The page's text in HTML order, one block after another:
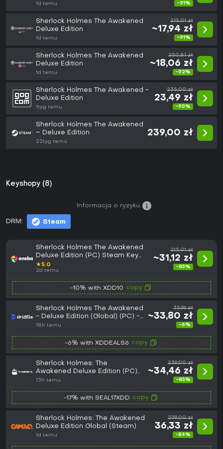
1d temu -91%
Sherlock Holmes The Awakened
Deluxe Edition
1d temu
215,01 zł
~17,94 zł
-91%
Sherlock Holmes The Awakened
Deluxe Edition
1d temu
250,81 zł
~18,06 zł
-92%
Sherlock Holmes The Awakened -
Deluxe Edition
1tyg temu
235,00 zł
23,49 zł
-90%
Sherlock Holmes The Awakened
– Deluxe Edition
22tyg temu
239,00 zł
Keyshopy (8)
DRM: Steam
Informacja o ryzyku:
Sherlock Holmes The Awakened
Deluxe Edition (PC) Steam Key
GLOBAL
★5.0
2d temu
215,01 zł
~31,12 zł
-85%
-10% with XDD10 copy
Sherlock Holmes The Awakened
- Deluxe Edition (Global) (PC) -
Steam - Digital Key
18h temu
35,96 zł
~33,80 zł
-6%
-6% with XDDEALS6 copy
Sherlock Holmes: The
Awakened Deluxe Edition (PC)
Steam Key - GLOBAL
13h temu
239,00 zł
~34,46 zł
-85%
-17% with SEAL17XDD copy
Sherlock Holmes: The Awakened
Deluxe Edition Global (Steam)
1d temu
239,00 zł
36,33 zł
-84%